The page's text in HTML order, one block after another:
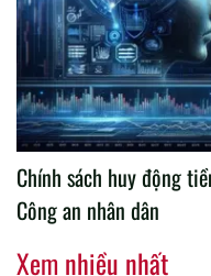
Chính sách huy động
Công an nhân dân
Xem nhiều nhất